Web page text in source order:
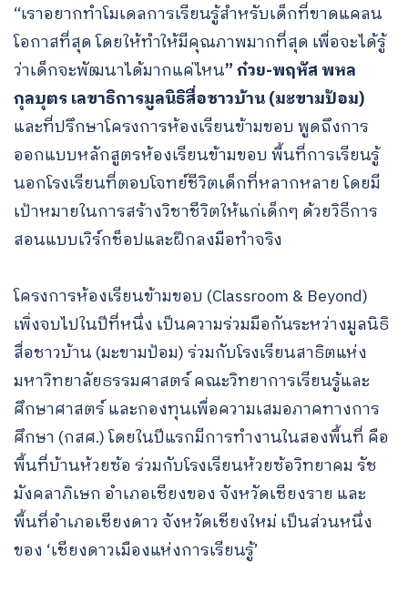
“เราอยากทําโมเดลการเรียนรู้สําหรับเด็กที่ขาดแคลน
โอกาสที่สุด โดยให้ทำให้มีคุณภาพมากที่สุด เพื่อจะได้รู้
ว่าเด็กจะพัฒนาได้มากแค่ไหน”ก๋วย-พฤหัส พหล
กุลบุตร เลขาธิการมูลนิธิสื่อชาวบ้าน (มะขามป้อม)
และที่ปรึกษาโครงการห้องเรียนข้ามขอบ พูดถึงการ
ออกแบบหลักสูตรห้องเรียนข้ามขอบ พื้นที่การเรียนรู้
นอกโรงเรียนที่ตอบโจทย์ชีวิตเด็กที่หลากหลาย โดยมี
เป้าหมายในการสร้างวิชาชีวิตให้แก่เด็กๆ ด้วยวิธีการ
สอนแบบเวิร์กช็อปและฝึกลงมือทำจริง
โครงการห้องเรียนข้ามขอบ (Classroom & Beyond)
เพิ่งจบไปในปีที่หนึ่ง เป็นความร่วมมือกันระหว่างมูลนิธิ
สื่อชาวบ้าน (มะขามป้อม) ร่วมกับโรงเรียนสาธิตแห่ง
มหาวิทยาลัยธรรมศาสตร์ คณะวิทยาการเรียนรู้และ
ศึกษาศาสตร์ และกองทุนเพื่อความเสมอภาคทางการ
ศึกษา (กสศ.) โดยในปีแรกมีการทำงานในสองพื้นที่ คือ
พื้นที่บ้านห้วยซ้อ ร่วมกับโรงเรียนห้วยซ้อวิทยาคม รัช
มังคลาภิเษก อำเภอเชียงของ จังหวัดเชียงราย และ
พื้นที่อำเภอเชียงดาว จังหวัดเชียงใหม่ เป็นส่วนหนึ่ง
ของ ‘เชียงดาวเมืองแห่งการเรียนรู้’